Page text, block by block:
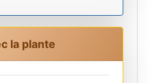
la plante